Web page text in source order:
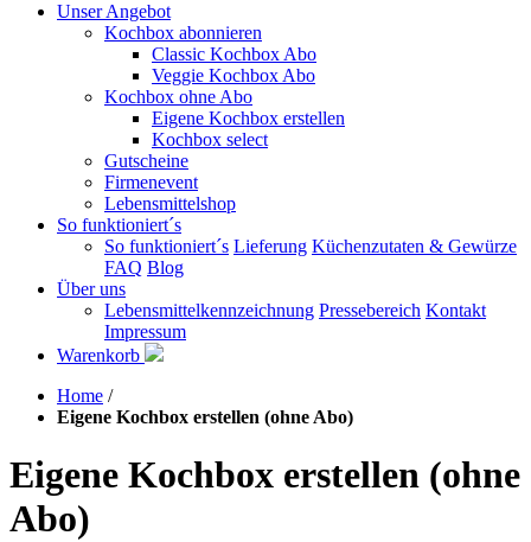
Unser Angebot
Kochbox abonnieren
Classic Kochbox Abo
Veggie Kochbox Abo
Kochbox ohne Abo
Eigene Kochbox erstellen
Kochbox select
Gutscheine
Firmenevent
Lebensmittelshop
So funktioniert´s
So funktioniert´s Lieferung Küchenzutaten & Gewürze
FAQ Blog
Über uns
Lebensmittelkennzeichnung Pressebereich Kontakt
Impressum
Warenkorb
Home /
Eigene Kochbox erstellen (ohne Abo)
Eigene Kochbox erstellen (ohne
Abo)